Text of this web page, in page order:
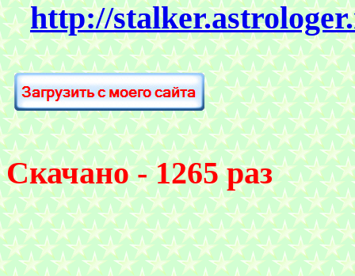
http://
Скачано - 1265 раз